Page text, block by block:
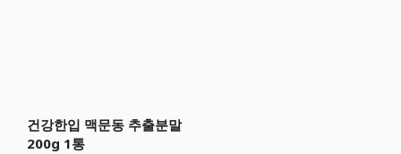
건강한입 맥문동 추출분말
200g 1통